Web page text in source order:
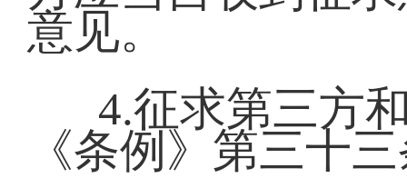
意见。
4.征求第三方
《条例》第三十